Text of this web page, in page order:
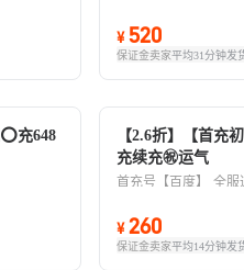
¥ 520
保证金卖家平均31分钟发
充648
【2.6折】【首充
充续充㊗️运气
首充号【百度】 全服
¥ 260
保证金卖家平均14分钟发